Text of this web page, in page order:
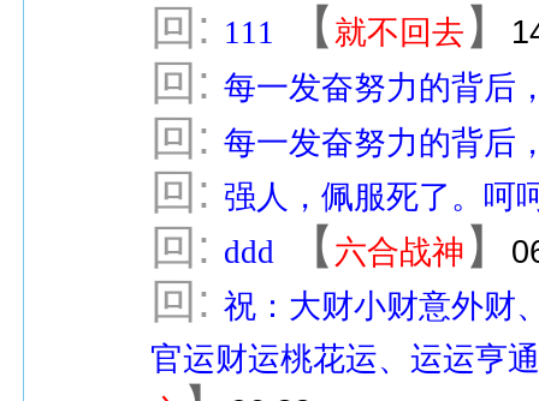
回: 111 【 就不回去 】
回: 每一发奋努力的背后
回: 每一发奋努力的背后
回: 强人，佩服死了。呵
回: ddd 【 六合战神 】
回: 祝：大财小财意外财
官运财运桃花运、运运亨